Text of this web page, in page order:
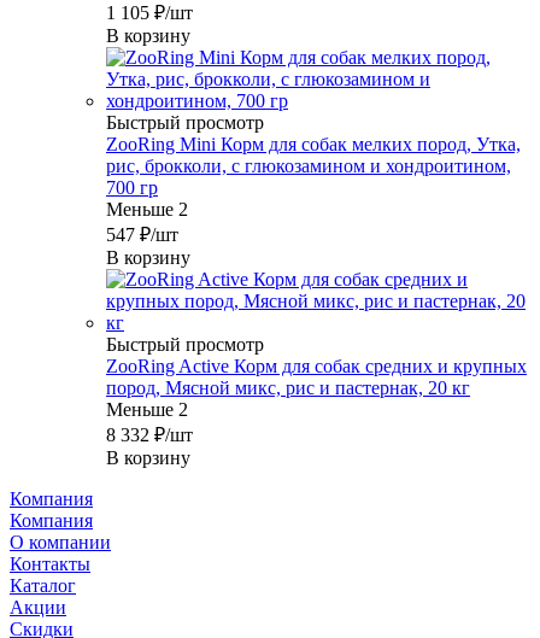
1 105 ₽/шт
В корзину
Быстрый просмотр
ZooRing Mini Корм для собак мелких пород, Утка,
рис, брокколи, с глюкозамином и хондроитином,
700 гр
Меньше 2
547 ₽/шт
В корзину
Быстрый просмотр
ZooRing Active Корм для собак средних и крупных
пород, Мясной микс, рис и пастернак, 20 кг
Меньше 2
8 332 ₽/шт
В корзину
Компания
Компания
О компании
Контакты
Каталог
Акции
Скидки